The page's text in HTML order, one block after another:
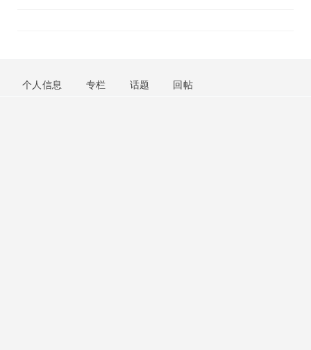
个人信息 专栏 话题 回帖